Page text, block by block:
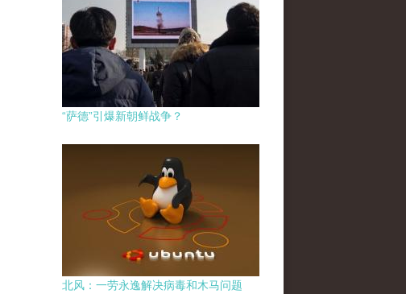
“萨德”引爆新朝鲜战争？
北风：一劳永逸解决病毒和木马问题